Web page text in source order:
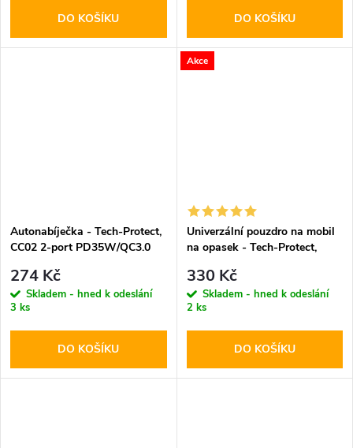
DO KOŠÍKU DO KOŠÍKU
Autonabíječka - Tech-Protect,
CC02 2-port PD35W/QC3.0
274 Kč
Skladem - hned k odeslání
3 ks
DO KOŠÍKU
Akce
Univerzální pouzdro na mobil
na opasek - Tech-Protect,
330 Kč
Skladem - hned k odeslání
2 ks
DO KOŠÍKU